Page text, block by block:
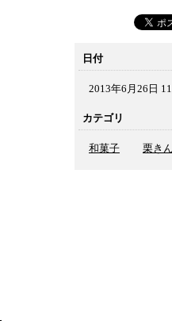
日付
2013年6月26日
カテゴリ
和菓子 栗き